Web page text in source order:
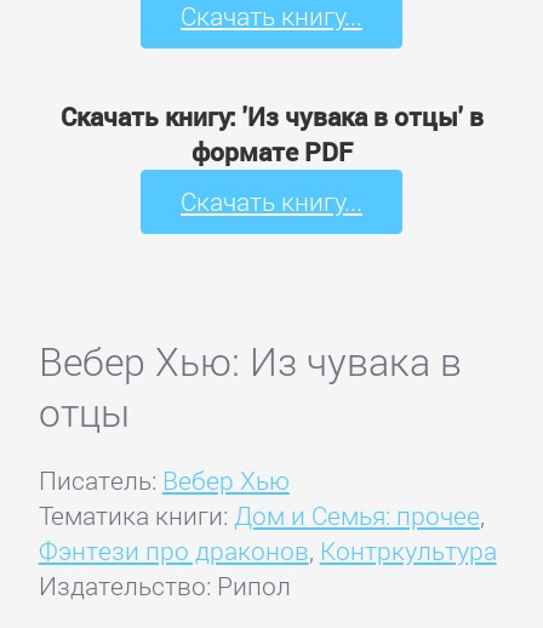
Скачать книгу...
Скачать книгу: 'Из чувака в отцы' в
формате PDF
Скачать книгу...
Вебер Хью: Из чувака в
отцы
Писатель: Вебер Хью
Тематика книги: Дом и Семья: прочее,
Фэнтези про драконов, Контркультура
Издательство: Рипол